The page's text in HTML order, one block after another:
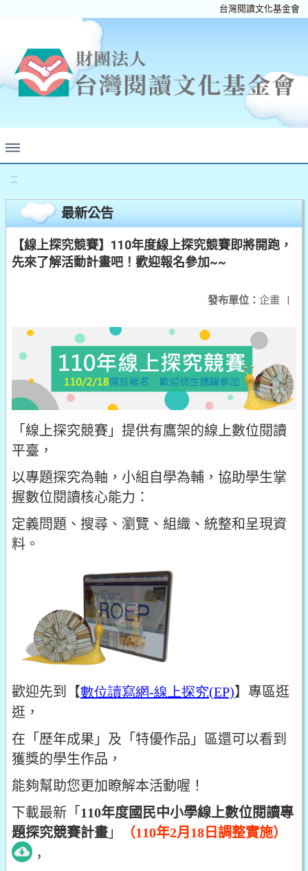
台灣閱讀文化基金會
:::
最新公告
【線上探究競賽】110年度線上探究競賽即將開跑，
先來了解活動計畫吧！歡迎報名參加~~
發布單位： 企畫 |
「線上探究競賽」提供有鷹架的線上數位閱讀
平臺，
以專題探究為軸，小組自學為輔，協助學生掌
握數位閱讀核心能力：
定義問題、搜尋、瀏覽、組織、統整和呈現資
料。
歡迎先到【數位讀寫網-線 上探究(EP)】專區逛
逛，
在「歷年成果」及「特優作品」區還可以看到
獲獎的學生作品，
能夠幫助您更加瞭解本活動喔！
下載最新「 110年度國民中小學線上數位閱讀專
題探究競賽計畫 」
（110年2月18日調整實施）
，